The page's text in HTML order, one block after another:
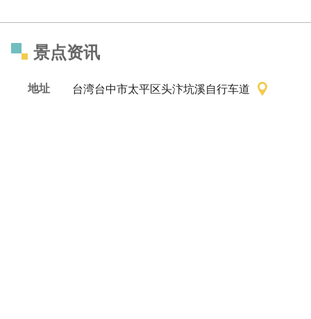
景点资讯
地址 台湾台中市太平区头汴坑溪自行车道